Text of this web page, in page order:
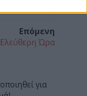
Επόμενη
Ελεύθερη Ώρα
για